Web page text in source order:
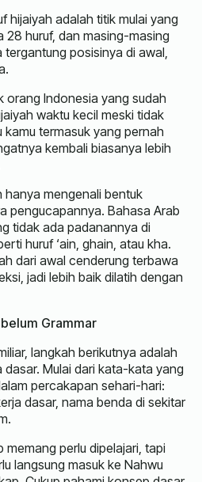
hijaiyah adalah titik mulai yang
28 huruf, dan masing-masing
posisinya di awal,
orang Indonesia yang sudah
waktu kecil meski tidak
kamu termasuk yang pernah
kembali biasanya lebih
hanya mengenali bentuk
pengucapannya. Bahasa Arab
tidak ada padanannya di
huruf ‘ain, ghain, atau kha.
dari awal cenderung terbawa
jadi lebih baik dilatih dengan
Grammar
langkah berikutnya adalah
Mulai dari kata-kata yang
percakapan sehari-hari:
dasar, nama benda di sekitar
memang perlu dipelajari, tapi
langsung masuk ke Nahwu